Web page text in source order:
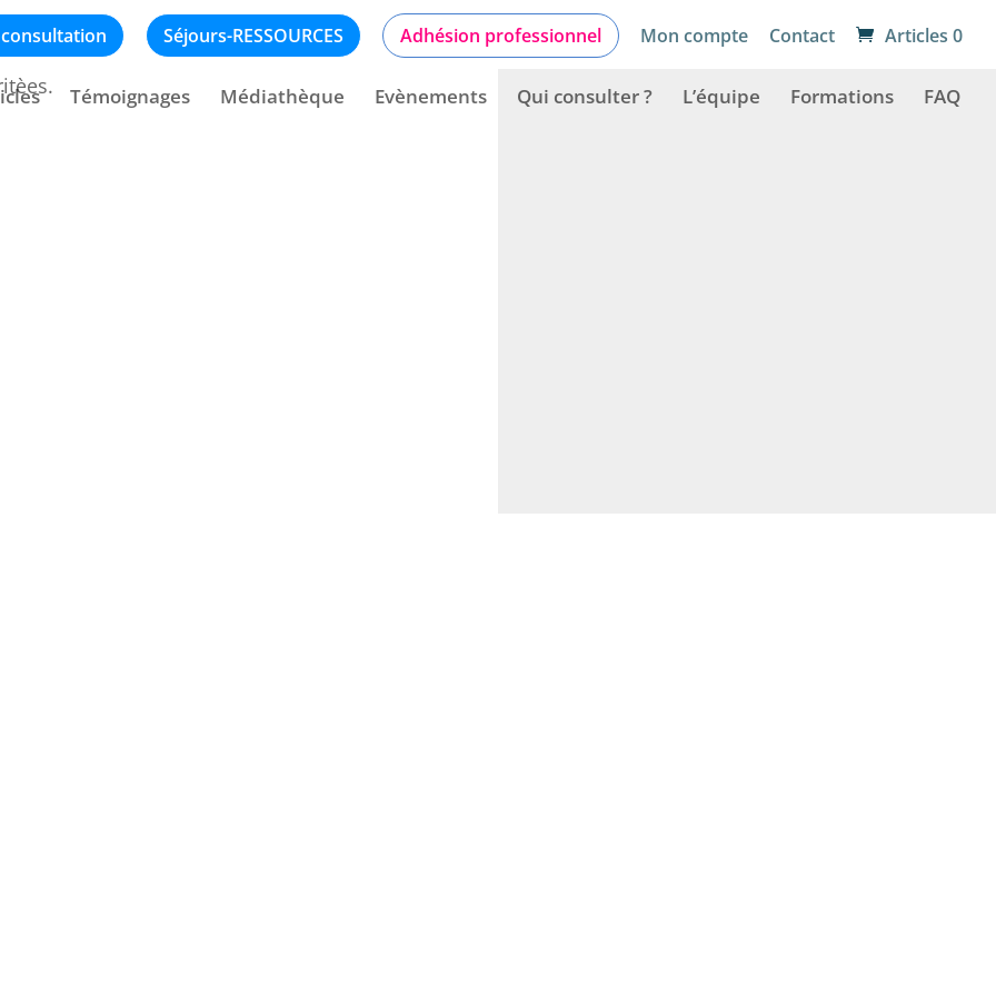
Séjours-RESSOURCES Adhésion professionnel Mon compte Contact Articles 0
Témoignages Médiathèque Evènements Qui consulter ? L’équipe Formations FAQ
Trier par: Plus récents en premier